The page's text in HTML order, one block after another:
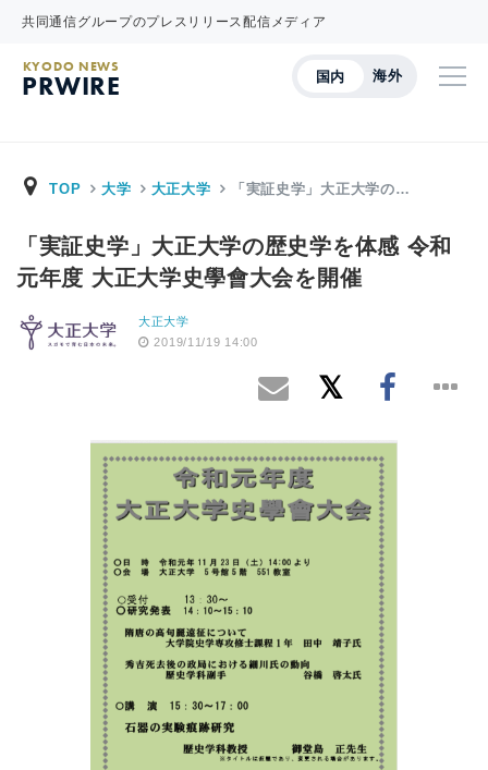
共同通信グループのプレスリリース配信メディア
国内 海外
KYODO NEWS
PRWIRE
TOP 大学 大正大学 「実証史学」大正大学の…
「実証史学」大正大学の歴史学を体感 令和
元年度 大正大学史學會大会を開催
大正大学
2019/11/19 14:00